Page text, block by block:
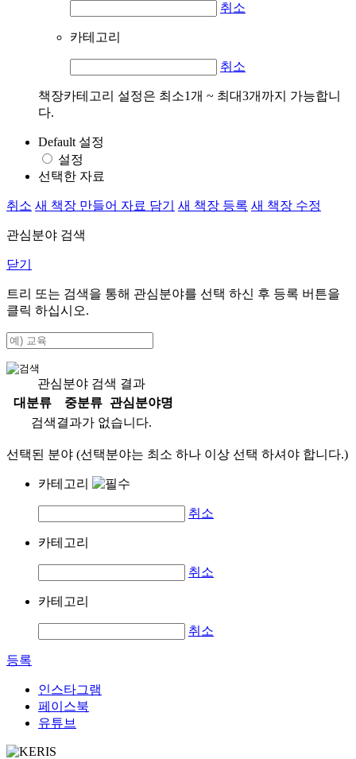
취소
카테고리
취소
책장카테고리 설정은 최소1개 ~ 최대3개까지 가능합니
다.
Default 설정
설정
선택한 자료
취소 새 책장 만들어 자료 담기 새 책장 등록 새 책장 수정
관심분야 검색
닫기
트리 또는 검색을 통해 관심분야를 선택 하신 후 등록 버튼을
클릭 하십시오.
관심분야 검색 결과
대분류
중분류
관심분야명
검색결과가 없습니다.
선택된 분야 (선택분야는 최소 하나 이상 선택 하셔야 합니다.)
카테고리
취소
카테고리
취소
카테고리
취소
등록
인스타그램
페이스북
유튜브